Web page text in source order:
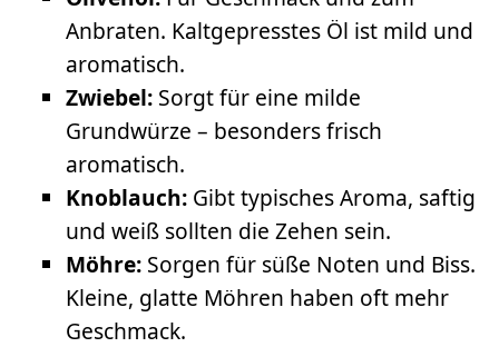
Anbraten. Kaltgepresstes Öl ist mild und
aromatisch.
Zwiebel: Sorgt für eine milde
Grundwürze – besonders frisch
aromatisch.
Knoblauch: Gibt typisches Aroma, saftig
und weiß sollten die Zehen sein.
Möhre: Sorgen für süße Noten und Biss.
Kleine, glatte Möhren haben oft mehr
Geschmack.